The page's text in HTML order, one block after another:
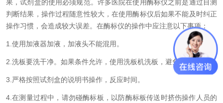
果，试剂盒的使用必须规范。许多医院在使用酶标仪之前是通过目测
判断结果，操作过程随意性较大，在使用酶标仪后如果不能及时纠正
操作习惯，会造成较大误差。在酶标仪的操作中应注意以下事项：
1.使用加液器加液，加液头不能混用。
2.洗板要洗干净。如果条件允许，使用洗板机洗板，避免交叉污染。
3.严格按照试剂盒的说明书操作，反应时间。
4.在测量过程中，请勿碰酶标板，以防酶标板传送时挤伤操作人员的